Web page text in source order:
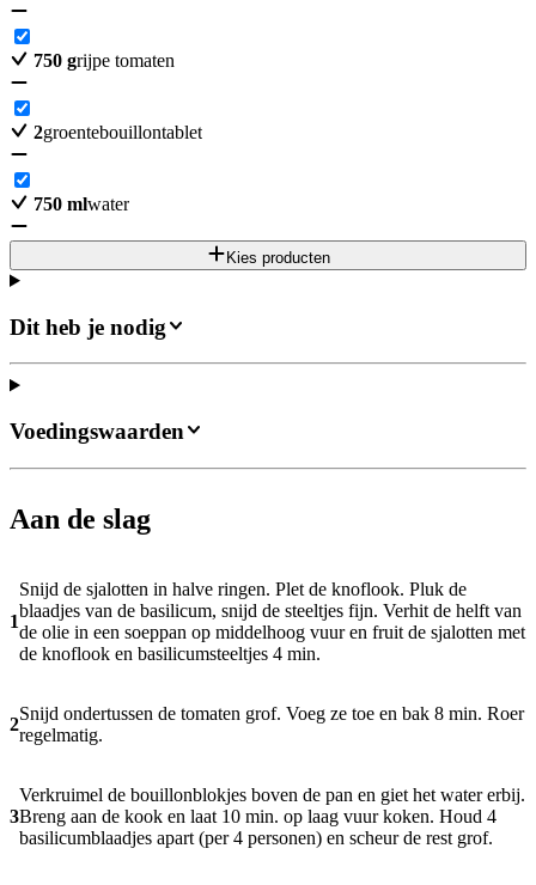
750 grijpe tomaten
2groentebouillontablet
750 mlwater
Kies producten
Dit heb je nodig
Aan de slag
1
Snijd de sjalotten in halve ringen. Plet de knoflook. Pluk de
blaadjes van de basilicum, snijd de steeltjes fijn. Verhit de helft van
de olie in een soeppan op middelhoog vuur en fruit de sjalotten met
de knoflook en basilicumsteeltjes 4 min.
2
Snijd ondertussen de tomaten grof. Voeg ze toe en bak 8 min. Roer
regelmatig.
3
Verkruimel de bouillonblokjes boven de pan en giet het water erbij.
Breng aan de kook en laat 10 min. op laag vuur koken. Houd 4
basilicumblaadjes apart (per 4 personen) en scheur de rest grof.
Voedingswaarden